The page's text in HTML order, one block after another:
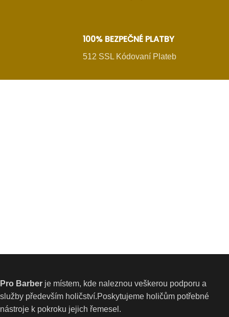
100% BEZPEČNÉ PLATBY
512 SSL Kódovaní Plateb
Pro Barber je místem, kde naleznou veškerou podporu a
služby především holičství.Poskytujeme holičům potřebné
nástroje k pokroku jejich řemesel.